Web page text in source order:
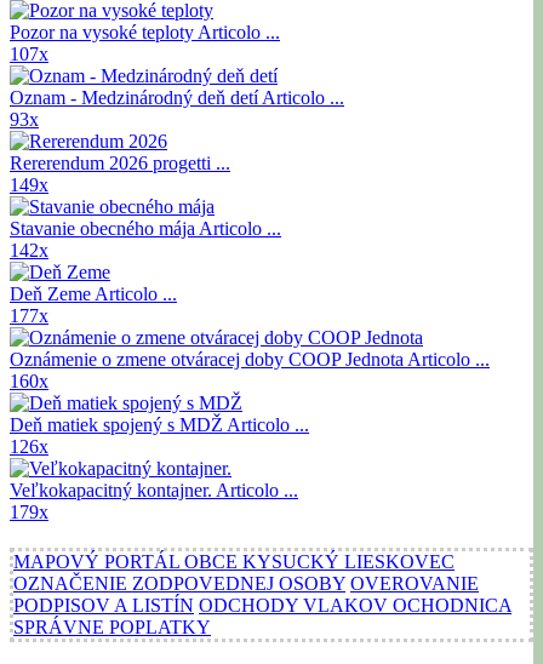
Pozor na vysoké teploty Articolo ...
107x
Oznam - Medzinárodný deň detíArticolo ...
93x
Rererendum 2026 progetti ...
149x
Stavanie obecného mája Articolo ...
142x
Deň Zeme Articolo ...
177x
Oznámenie o zmene otváracej doby COOP Jednota Articolo ...
160x
Deň matiek spojený s MDŽ Articolo ...
126x
Veľkokapacitný kontajner. Articolo ...
179x
MAPOVÝ PORTÁL OBCE KYSUCKÝ LIESKOVEC
OZNAČENIE ZODPOVEDNEJ OSOBY OVEROVANIE
PODPISOV A LISTÍN ODCHODY VLAKOV OCHODNICA
SPRÁVNE POPLATKY